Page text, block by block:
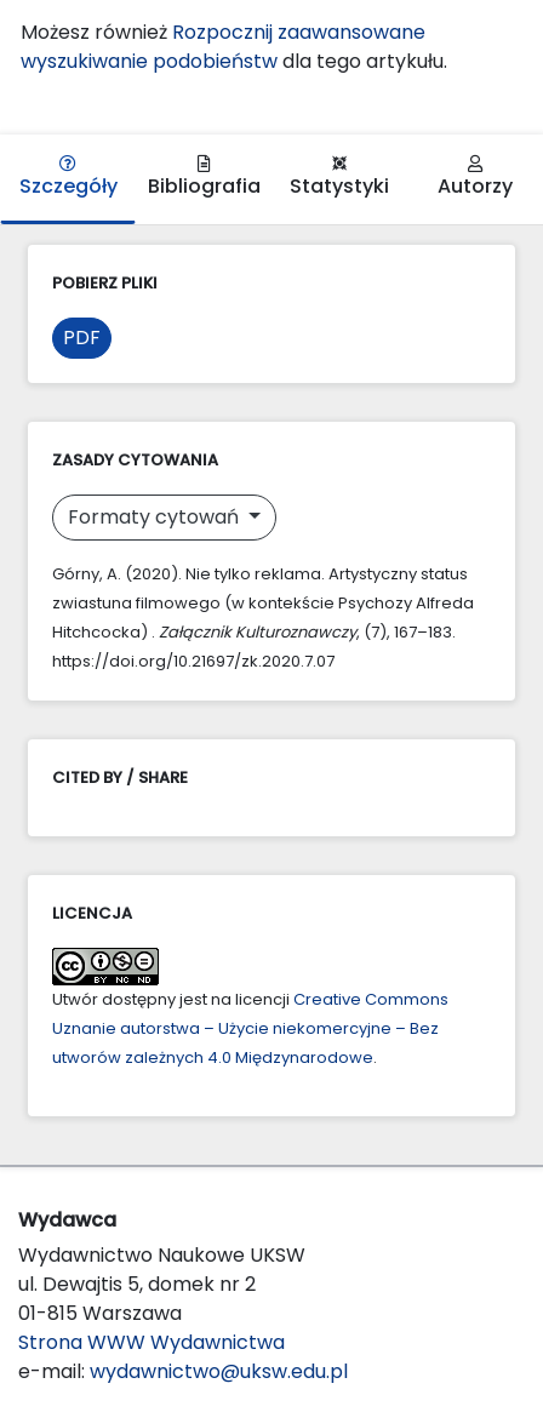
Możesz również Rozpocznij zaawansowane
wyszukiwanie podobieństwdla tego artykułu.
Szczegóły Bibliografia Statystyki Autorzy
POBIERZ PLIKI
PDF
ZASADY CYTOWANIA
Formaty cytowań
Górny, A. (2020). Nie tylko reklama. Artystyczny status
zwiastuna filmowego (w kontekście Psychozy Alfreda
Hitchcocka) . Załącznik Kulturoznawczy, (7), 167–183.
https://doi.org/10.21697/zk.2020.7.07
CITED BY / SHARE
LICENCJA
Utwór dostępny jest na licencji Creative Commons
Uznanie autorstwa – Użycie niekomercyjne – Bez
utworów zależnych 4.0 Międzynarodowe.
Wydawca
Wydawnictwo Naukowe UKSW
ul. Dewajtis 5, domek nr 2
01-815 Warszawa
Strona WWW Wydawnictwa
e-mail: wydawnictwo@uksw.edu.pl